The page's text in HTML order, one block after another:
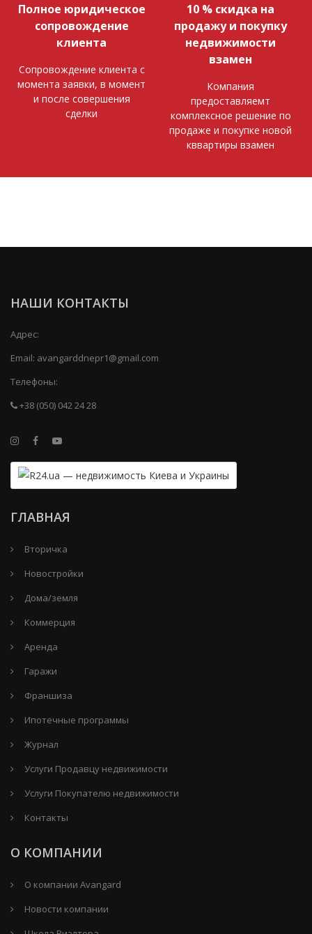
Полное юридическое
сопровождение
клиента
Сопровождение клиента с
момента заявки, в момент
и после совершения
сделки
10 % скидка на
продажу и покупку
недвижимости
взамен
Компания
предоставляемт
комплексное решение по
продаже и покупке новой
кввартиры взамен
НАШИ КОНТАКТЫ
Адрес:
Email: avangarddnepr1@gmail.com
Телефоны:
+38 (050) 042 24 28
ГЛАВНАЯ
Вторичка
Новостройки
Дома/земля
Коммерция
Аренда
Гаражи
Франшиза
Ипотечные программы
Журнал
Услуги Продавцу недвижимости
Услуги Покупателю недвижимости
Контакты
О КОМПАНИИ
О компании Avangard
Новости компании